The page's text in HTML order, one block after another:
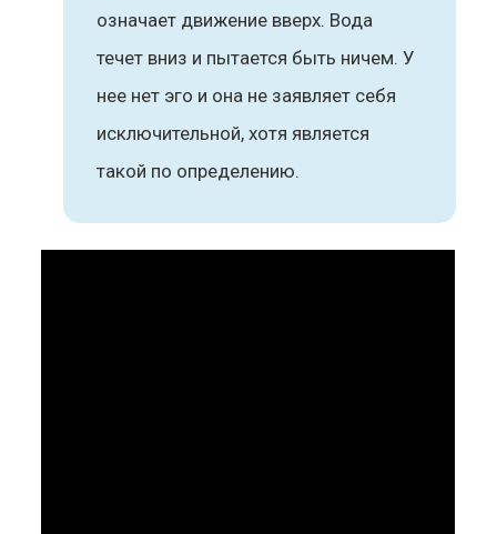
означает движение вверх. Вода
течет вниз и пытается быть ничем. У
нее нет эго и она не заявляет себя
исключительной, хотя является
такой по определению.